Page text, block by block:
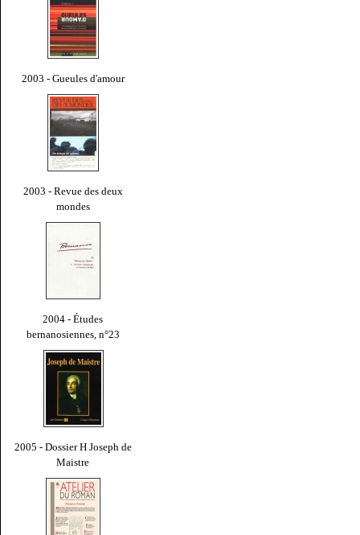
2003 - Gueules d'amour
2003 - Revue des deux
mondes
2004 - Études
bernanosiennes, n°23
2005 - Dossier H Joseph de
Maistre